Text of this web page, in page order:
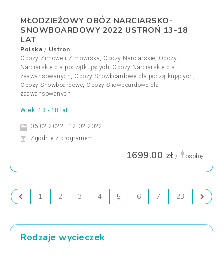
MŁODZIEŻOWY OBÓZ NARCIARSKO-
SNOWBOARDOWY 2022 USTROŃ 13-18
LAT
Polska / Ustron
Obozy Zimowe i Zimowiska, Obozy Narciarskie, Obozy
Narciarskie dla początkujących, Obozy Narciarskie dla
zaawansowanych, Obozy Snowboardowe dla początkujących ,
Obozy Snowboardowe, Obozy Snowboardowe dla
zaawansowanych
Wiek: 13 - 18 lat
06.02.2022 - 12.02.2022
Zgodnie z programem
1699.00 zł / osobę
1 2 3 4 5 6 7 23
Rodzaje wycieczek